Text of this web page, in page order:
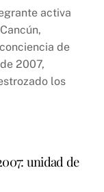
activa
de
2007,
los
unidad de